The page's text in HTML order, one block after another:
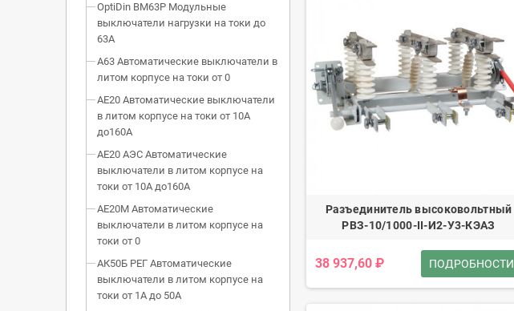
OptiDin BM63P Модульные
выключатели нагрузки на токи до
63А
А63 Автоматические выключатели в
литом корпусе на токи от 0
АЕ20 Автоматические выключатели
в литом корпусе на токи от 10А
до160А
АЕ20 АЭС Автоматические
выключатели в литом корпусе на
токи от 10А до160А
АЕ20М Автоматические
выключатели в литом корпусе на
токи от 0
АК50Б РЕГ Автоматические
выключатели в литом корпусе на
токи от 1А до 50А
Разъединитель высоковольтный
РВЗ-10/1000-II-И2-У3-КЭАЗ
38 937,60 ₽ ПОДРОБНОСТИ